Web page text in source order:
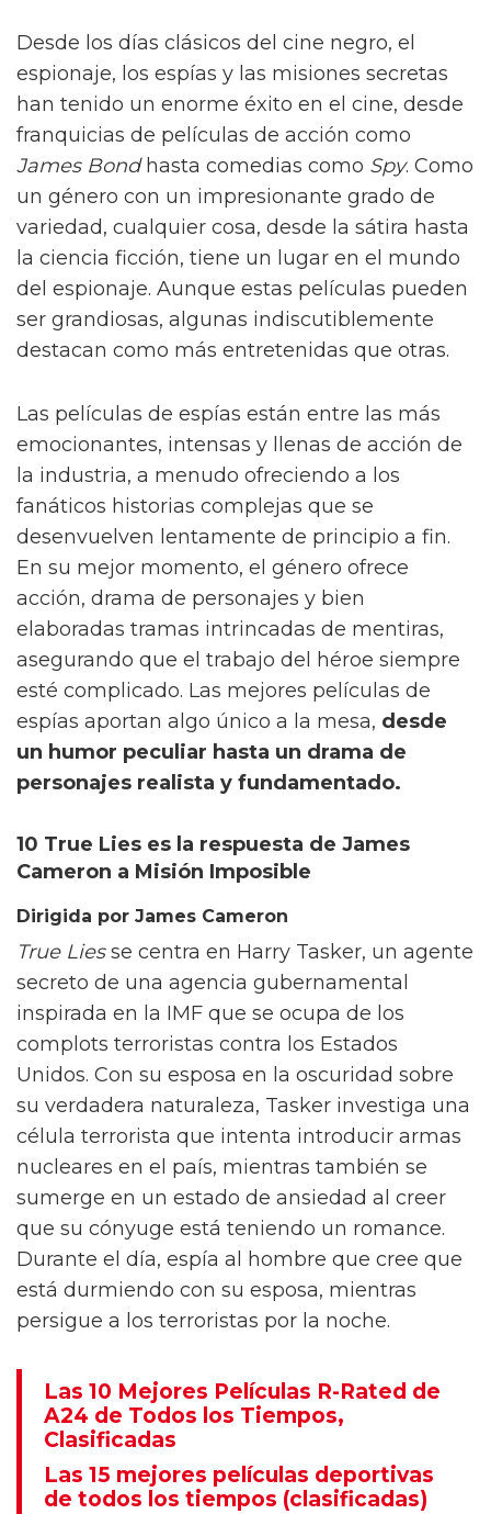
Desde los días clásicos del cine negro, el
espionaje, los espías y las misiones secretas
han tenido un enorme éxito en el cine, desde
franquicias de películas de acción como
James Bondhasta comedias como Spy. Como
un género con un impresionante grado de
variedad, cualquier cosa, desde la sátira hasta
la ciencia ficción, tiene un lugar en el mundo
del espionaje. Aunque estas películas pueden
ser grandiosas, algunas indiscutiblemente
destacan como más entretenidas que otras.
Las películas de espías están entre las más
emocionantes, intensas y llenas de acción de
la industria, a menudo ofreciendo a los
fanáticos historias complejas que se
desenvuelven lentamente de principio a fin.
En su mejor momento, el género ofrece
acción, drama de personajes y bien
elaboradas tramas intrincadas de mentiras,
asegurando que el trabajo del héroe siempre
esté complicado. Las mejores películas de
espías aportan algo único a la mesa, desde
un humor peculiar hasta un drama de
personajes realista y fundamentado.
10 True Lies es la respuesta de James
Cameron a Misión Imposible
Dirigida por James Cameron
True Liesse centra en Harry Tasker, un agente
secreto de una agencia gubernamental
inspirada en la IMF que se ocupa de los
complots terroristas contra los Estados
Unidos. Con su esposa en la oscuridad sobre
su verdadera naturaleza, Tasker investiga una
célula terrorista que intenta introducir armas
nucleares en el país, mientras también se
sumerge en un estado de ansiedad al creer
que su cónyuge está teniendo un romance.
Durante el día, espía al hombre que cree que
está durmiendo con su esposa, mientras
persigue a los terroristas por la noche.
Las 10 Mejores Películas R-Rated de
A24 de Todos los Tiempos,
Clasificadas
Las 15 mejores películas deportivas
de todos los tiempos (clasificadas)